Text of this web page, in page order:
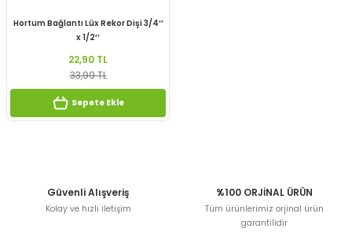
Hortum Bağlantı Lüx Rekor Dişi 3/4’’
x 1/2’’
22,90 TL
33,99 TL
Sepete Ekle
Güvenli Alışveriş
Kolay ve hızlı iletişim
%100 ORJİNAL ÜRÜN
Tüm ürünlerimiz orjinal ürün
garantilidir